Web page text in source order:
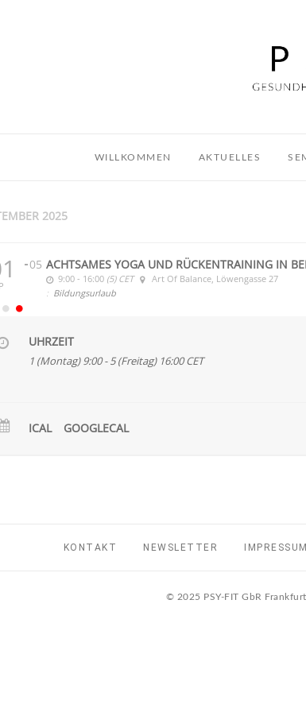
WILLKOMMEN AKTUELLES
2025
05 ACHTSAMES YOGA UND RÜCKENTRAINING IN
9:00 - 16:00 (5) CET Art Of Balance , Löwengasse 27
: Bildungsurlaub
UHRZEIT
1 (Montag) 9:00 - 5 (Freitag) 16:00CET
ICAL GOOGLECAL
KONTAKT NEWSLETTER IMPRESSUM
© 2025 PSY-FIT GbR